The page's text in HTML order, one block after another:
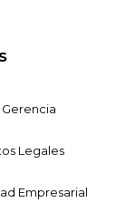
Legales
Empresarial